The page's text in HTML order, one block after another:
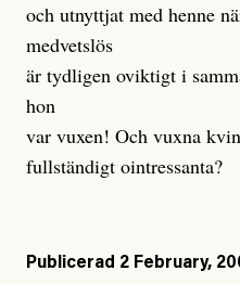
och utnyttjat med henne
medvetslös
är tydligen oviktigt i
hon
var vuxen! Och vuxna
fullständigt ointressanta?
Publicerad 2 February,